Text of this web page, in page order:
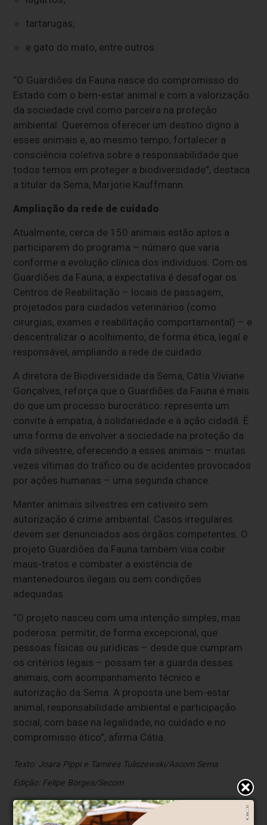
tartarugas;
e gato do mato, entre outros.
“O Guardiões da Fauna nasce do compromisso do
Estado com o bem-estar animal e com a valorização
da sociedade civil como parceira na proteção
ambiental. Queremos oferecer um destino digno a
esses animais e, ao mesmo tempo, fortalecer a
consciência coletiva sobre a responsabilidade que
todos temos em proteger a biodiversidade”, destaca
a titular da Sema, Marjorie Kauffmann.
Ampliação da rede de cuidado
Atualmente, cerca de 150 animais estão aptos a
participarem do programa – número que varia
conforme a evolução clínica dos indivíduos. Com os
Guardiões da Fauna, a expectativa é desafogar os
Centros de Reabilitação – locais de passagem,
projetados para cuidados veterinários (como
cirurgias, exames e reabilitação comportamental) – e
descentralizar o acolhimento, de forma ética, legal e
responsável, ampliando a rede de cuidado.
A diretora de Biodiversidade da Sema, Cátia Viviane
Gonçalves, reforça que o Guardiões da Fauna é mais
do que um processo burocrático: representa um
convite à empatia, à solidariedade e à ação cidadã. É
uma forma de envolver a sociedade na proteção da
vida silvestre, oferecendo a esses animais – muitas
vezes vítimas do tráfico ou de acidentes provocados
por ações humanas – uma segunda chance.
Manter animais silvestres em cativeiro sem
autorização é crime ambiental. Casos irregulares
devem ser denunciados aos órgãos competentes. O
projeto Guardiões da Fauna também visa coibir
maus-tratos e combater a existência de
mantenedouros ilegais ou sem condições
adequadas.
“O projeto nasceu com uma intenção simples, mas
poderosa: permitir, de forma excepcional, que
pessoas físicas ou jurídicas – desde que cumpram
os critérios legais – possam ter a guarda desses
animais, com acompanhamento técnico e
autorização da Sema. A proposta une bem-estar
animal, responsabilidade ambiental e participação
social, com base na legalidade, no cuidado e no
compromisso ético”, afirma Cátia.
Texto: Joara Pippi e Tamires Tuliszewski/Ascom Sema
Edição: Felipe Borges/Secom